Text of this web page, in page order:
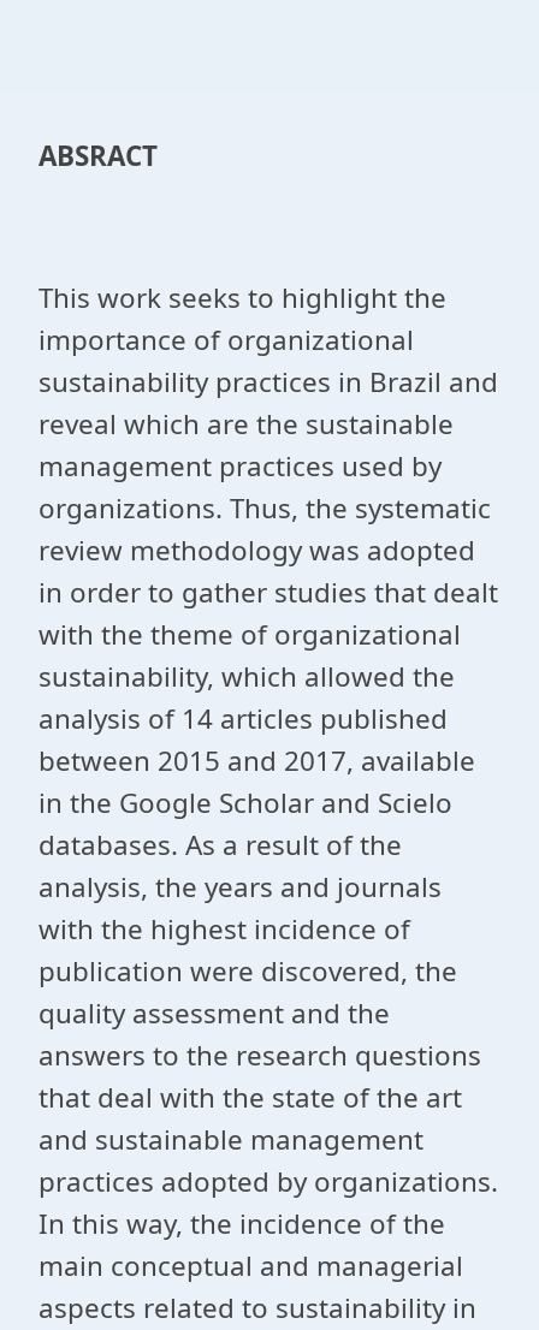
ABSRACT
This work seeks to highlight the
importance of organizational
sustainability practices in Brazil and
reveal which are the sustainable
management practices used by
organizations. Thus, the systematic
review methodology was adopted
in order to gather studies that dealt
with the theme of organizational
sustainability, which allowed the
analysis of 14 articles published
between 2015 and 2017, available
in the Google Scholar and Scielo
databases. As a result of the
analysis, the years and journals
with the highest incidence of
publication were discovered, the
quality assessment and the
answers to the research questions
that deal with the state of the art
and sustainable management
practices adopted by organizations.
In this way, the incidence of the
main conceptual and managerial
aspects related to sustainability in